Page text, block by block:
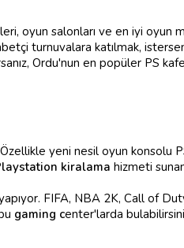
oyun salonları ve en iyi oyun
turnuvalara katılmak,
Ordu'nun en popüler PS
yeni nesil oyun konsolu
kiralama hizmeti
FIFA, NBA 2K, Call of
gaming center'larda